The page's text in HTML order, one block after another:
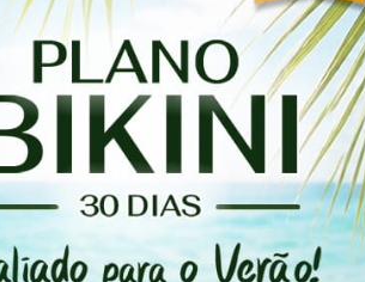
Campanha válida
de 01-01-2026 até
31-12-2026.
Todos os produtos estão sujeitos a
meramente ilustrativas. A imagem
possíveis alterações de embalagens